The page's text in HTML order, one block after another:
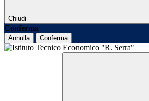
Chiudi
Conferma
Annulla Conferma